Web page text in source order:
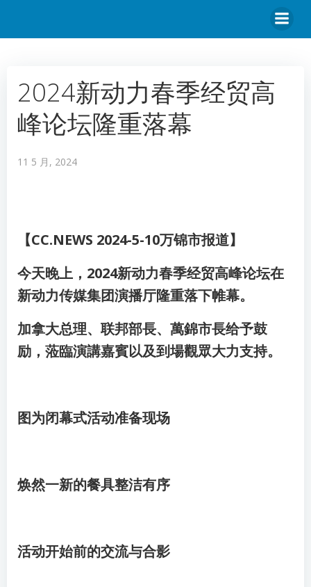
2024新动力春季经贸高
峰论坛隆重落幕
11 5 月, 2024
【CC.NEWS 2024-5-10万锦市报道】
今天晚上，2024新动力春季经贸高峰论坛在
新动力传媒集团演播厅隆重落下帷幕。
加拿大总理、联邦部長、萬錦市長给予鼓
励，蒞臨演講嘉賓以及到場觀眾大力支持。
图为闭幕式活动准备现场
焕然一新的餐具整洁有序
活动开始前的交流与合影